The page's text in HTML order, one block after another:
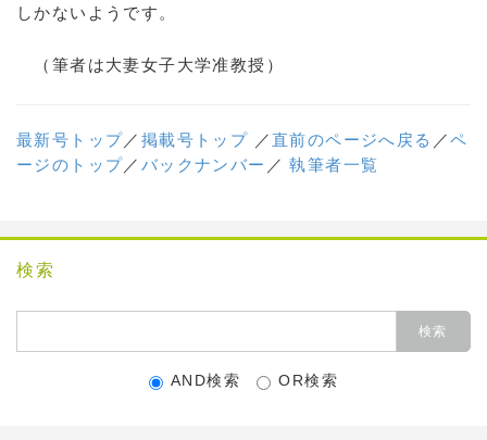
しかないようです。
（筆者は大妻女子大学准教授）
最新号トップ／ 掲載号トップ ／直前のページへ戻る ／ペ
ージのトップ／ バックナンバー ／執筆者一覧
検索
AND検索 OR検索